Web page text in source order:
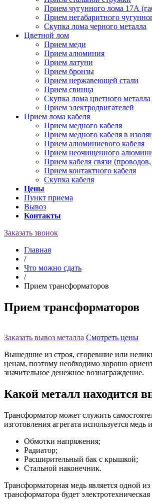
Прием чугунного лома 17А
Прием негабаритного
Скупка лома черного металла
Цветной лом
Прием меди
Прием алюминия
Прием латуни
Прием бронзы
Прием нержавеющей стали
Прием свинца
Скупка лома цветного металла
Прием электродвигателей
Прием лома кабеля
Прием медного кабеля
Прием медного кабеля в
Прием алюминиевого кабеля
Прием неочищенного
Прием кабеля связи (проводов,
Прием контактного кабеля
Скупка кабеля
Цены
Пункт приема
Вывоз
Контакты
Заказать звонок
Главная
/
Что можно сдать
/
Прием трансформаторов
Прием трансформаторов
Заказать вывоз металла Смотреть цены
Вышедшие из строя, сгоревшие или
ценам, поэтому необходимо хорошо
значительное денежное вознаграждение.
Какой металл находится
Трансформатор может служить
изготовления агрегата используется
Обмотки напряжения;
Радиатор;
Расширительный бак с крышкой;
Стальной наконечник.
Трансформаторная медь является одной
трансформатора будет электротехническая